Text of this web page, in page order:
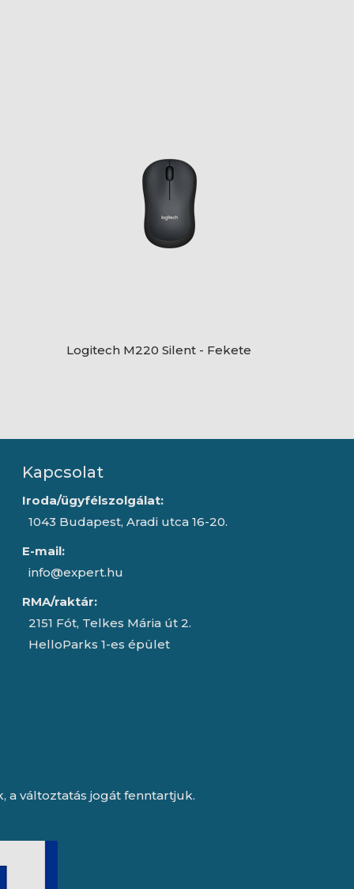
Logitech M220 Silent - Fekete
Kapcsolat
Iroda/ügyfélszolgálat:
1043 Budapest, Aradi utca 16-20.
E-mail:
info@expert.hu
RMA/raktár:
2151 Fót, Telkes Mária út 2.
HelloParks 1-es épület
változtatás jogát fenntartjuk.